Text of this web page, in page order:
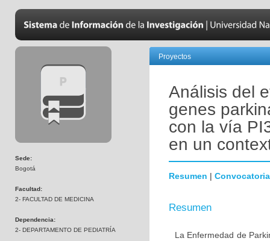
Sede:
Bogotá
Facultad:
2- FACULTAD DE MEDICINA
Dependencia:
2- DEPARTAMENTO DE PEDIATRÍA
Proyectos
Análisis del
genes
con la vía
en un
Resumen | Convocatoria
Resumen
La Enfermedad de